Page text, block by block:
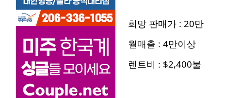
희망 판매가 : 20만
월매출 : 4만이상
렌트비 : $2,400불